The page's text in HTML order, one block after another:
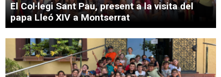
El Col·legi Sant Pau, present a la visita del
papa Lleó XIV a Montserrat